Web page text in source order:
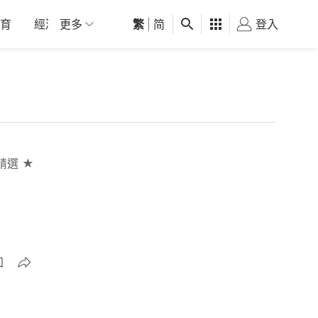
經濟 01深圳 觀點 健康 好食玩飛
更多 繁 简 登入
選 ★